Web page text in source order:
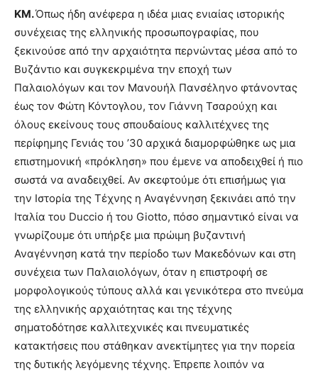
ΚΜ.Όπως ήδη ανέφερα η ιδέα μιας ενιαίας ιστορικής
συνέχειας της ελληνικής προσωπογραφίας, που
ξεκινούσε από την αρχαιότητα περνώντας μέσα από το
Βυζάντιο και συγκεκριμένα την εποχή των
Παλαιολόγων και τον Μανουήλ Πανσέληνο φτάνοντας
έως τον Φώτη Κόντογλου, τον Γιάννη Τσαρούχη και
όλους εκείνους τους σπουδαίους καλλιτέχνες της
περίφημης Γενιάς του ’30 αρχικά διαμορφώθηκε ως μια
επιστημονική «πρόκληση» που έμενε να αποδειχθεί ή πιο
σωστά να αναδειχθεί. Αν σκεφτούμε ότι επισήμως για
την Ιστορία της Τέχνης η Αναγέννηση ξεκινάει από την
Ιταλία του Duccio ή του Giotto, πόσο σημαντικό είναι να
γνωρίζουμε ότι υπήρξε μια πρώιμη βυζαντινή
Αναγέννηση κατά την περίοδο των Μακεδόνων και στη
συνέχεια των Παλαιολόγων, όταν η επιστροφή σε
μορφολογικούς τύπους αλλά και γενικότερα στο πνεύμα
της ελληνικής αρχαιότητας και της τέχνης
σηματοδότησε καλλιτεχνικές και πνευματικές
κατακτήσεις που στάθηκαν ανεκτίμητες για την πορεία
της δυτικής λεγόμενης τέχνης. Έπρεπε λοιπόν να